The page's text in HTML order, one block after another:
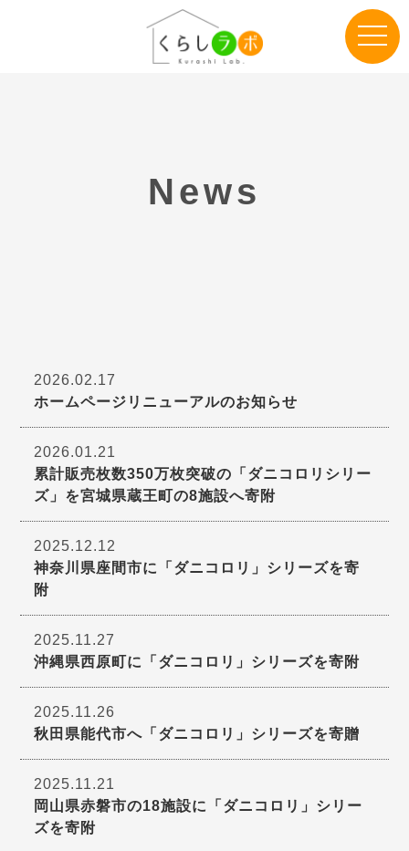
toggle
News
2026.02.17
ホームページリニューアルのお知らせ
2026.01.21
累計販売枚数350万枚突破の「ダニコロリシリー
ズ」を宮城県蔵王町の8施設へ寄附
2025.12.12
神奈川県座間市に「ダニコロリ」シリーズを寄
附
2025.11.27
沖縄県西原町に「ダニコロリ」シリーズを寄附
2025.11.26
秋田県能代市へ「ダニコロリ」シリーズを寄贈
2025.11.21
岡山県赤磐市の18施設に「ダニコロリ」シリー
ズを寄附